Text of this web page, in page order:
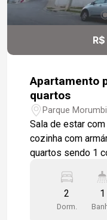
Apartamento
quartos
Parque
Sala de estar
cozinha com
quartos sendo 1
apartamento
elevadores,
festas, piscina,
2
Dorm.
1